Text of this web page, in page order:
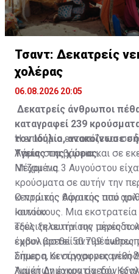
Τσαντ: Δεκατρείς
χολέρας
06.08.2026 20:05
Δεκατρείς άνθρωποι
καταγραφεί 239
τον Ιούλιο, ανακοίνωσε
Υγείας της χώρας.
Η επιδημία εντοπίζεται σε
Λάμις στα βόρεια και σε
Ντζαμένα.
Μέχρι τις 3 Αυγούστου
κρούσματα σε αυτήν την
κεντρικής Αφρικής που
κατοίκους. Μια
εξέλιξη αυτήν την
εμβολιαστεί 50.799
Ο πρώτος θάνατος από
Ιουνίου.
Τους τελευταίους μήνες
έχουν βρεθεί αντιμέτωπες
όπως η Κεντροαφρικανική
Λαϊκή Δημοκρατία του
Σήμερα, οι σύγχρονες
λυμάτων έχουν σχεδόν